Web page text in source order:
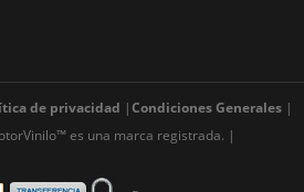
de privacidad
Condiciones Generales
es una marca registrada.